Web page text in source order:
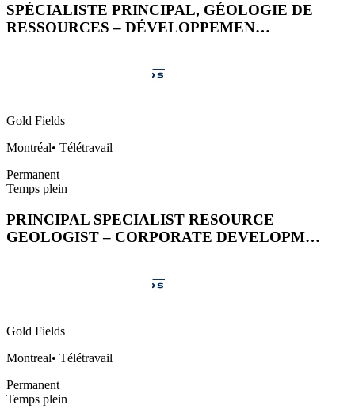
SPÉCIALISTE PRINCIPAL, GÉOLOGIE DE
RESSOURCES – DÉVELOPPEMEN…
Gold Fields
Montréal• Télétravail
Permanent
Temps plein
PRINCIPAL SPECIALIST RESOURCE
GEOLOGIST – CORPORATE DEVELOPM…
Gold Fields
Montreal• Télétravail
Permanent
Temps plein